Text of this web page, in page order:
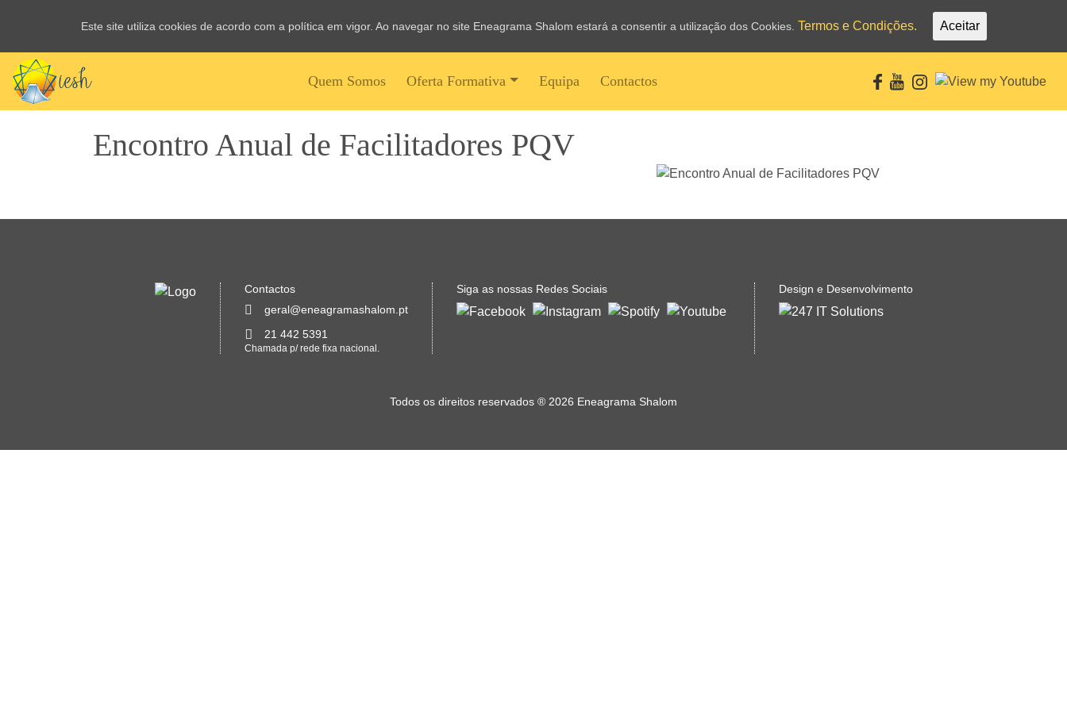
Quem Somos Oferta Formativa Equipa Contactos
Encontro Anual de Facilitadores PQV
Contactos
geral@eneagramashalom.pt
21 442 5391
Chamada p/ rede fixa nacional.
Siga as nossas Redes Sociais Design e Desenvolvimento
Todos os direitos reservados ® 2026 Eneagrama Shalom
Este site utiliza cookies de acordo com a política em vigor. Ao navegar no site Eneagrama Shalom estará a consentir a utilização dos Cookies. Termos e Condições. Aceitar